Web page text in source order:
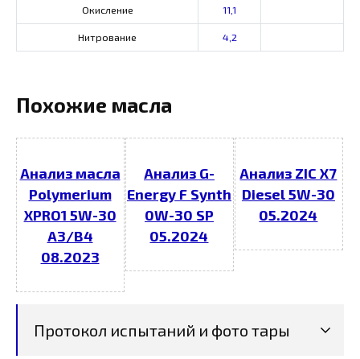
Окисление 11,1
Нитрование 4,2
Похожие масла
Анализ масла
Polymerium
XPRO1 5W-30
A3/B4
08.2023
Анализ G-
Energy F Synth
0W-30 SP
05.2024
Анализ ZIC X7
Diesel 5W-30
05.2024
Протокол испытаний и фото тары